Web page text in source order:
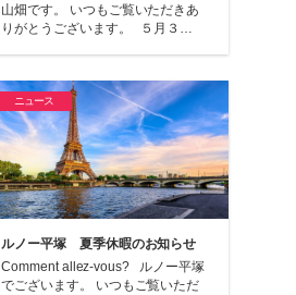
山畑です。 いつもご覧いただきあ
りがとうございます。 ５月３…
ニュース
ルノー平塚 夏季休暇のお知らせ
Comment allez-vous? ルノー平塚
でございます。 いつもご覧いただ